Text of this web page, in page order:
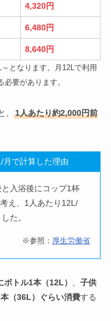
4,320円
6,480円
8,640円
となります。月12Lで利用
要があります。
1人あたり約2,000円前
月で計算した理由
入浴後にコップ1杯
え、1人あたり12L/
た。
※参照： 厚生労働省
トル1本（12L）
子供
（36L）ぐらい消費する